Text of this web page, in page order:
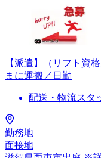
【派遣】（リフト資
まに運搬／日勤
配送・物流スタ
勤務地
面接地